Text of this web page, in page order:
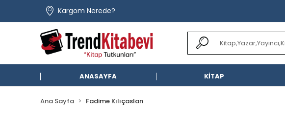
Kargom Nerede?
ANASAYFA KİTAP
Ana Sayfa Fadime Kılıçaslan